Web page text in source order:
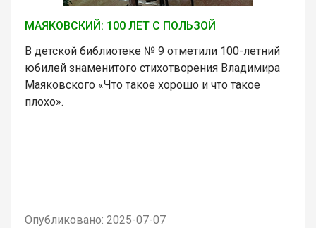
МАЯКОВСКИЙ: 100 ЛЕТ С ПОЛЬЗОЙ
В детской библиотеке № 9 отметили 100-летний
юбилей знаменитого стихотворения Владимира
Маяковского «Что такое хорошо и что такое
плохо».
Опубликовано: 2025-07-07